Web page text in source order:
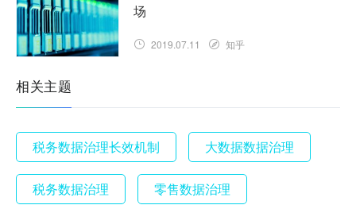
场
2019.07.11 知乎
相关主题
税务数据治理长效机制 大数据数据治理
税务数据治理 零售数据治理